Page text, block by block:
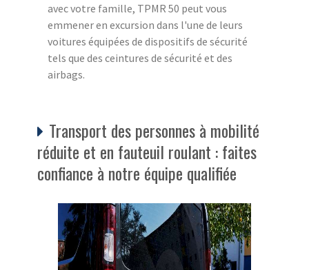
avec votre famille, TPMR 50 peut vous
emmener en excursion dans l'une de leurs
voitures équipées de dispositifs de sécurité
tels que des ceintures de sécurité et des
airbags.
Transport des personnes à mobilité
réduite et en fauteuil roulant : faites
confiance à notre équipe qualifiée